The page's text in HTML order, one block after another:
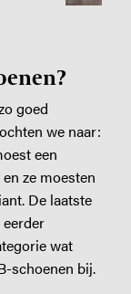
goed
we naar:
een
ze moesten
De laatste
wat
schoenen bij.